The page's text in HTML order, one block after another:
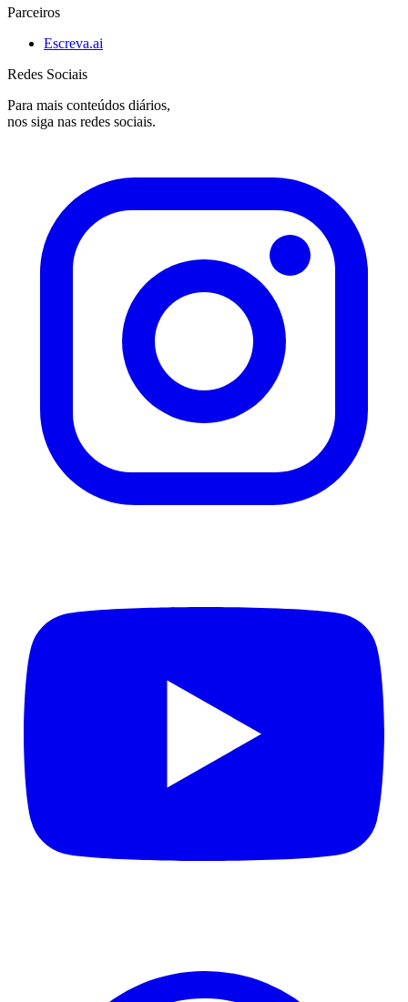
Parceiros
Escreva.ai
Redes Sociais
Para mais conteúdos diários,
nos siga nas redes sociais.